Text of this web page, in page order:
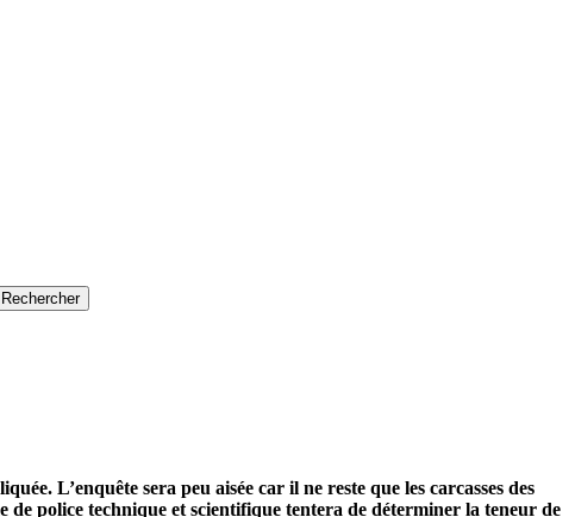
L’enquête sera peu aisée car il ne reste que les carcasses des
de police technique et scientifique tentera de déterminer la teneur de